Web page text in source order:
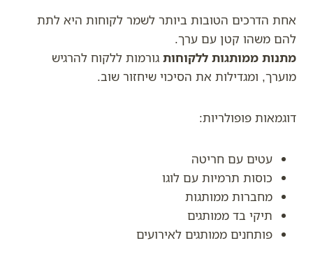
אחת הדרכים הטובות ביותר לשמר לקוחות היא לתת
להם משהו קטן עם ערך.
מתנות ממותגות ללקוחות גורמות ללקוח להרגיש
מוערך, ומגדילות את הסיכוי שיחזור שוב.
דוגמאות פופולריות:
עטים עם חריטה
כוסות תרמיות עם לוגו
מחברות ממותגות
תיקי בד ממותגים
פותחנים ממותגים לאירועים